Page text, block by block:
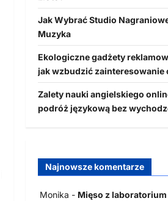
Jak Wybrać Studio
Muzyka
Ekologiczne gadżety
jak wzbudzić zainteresowanie
Zalety nauki angielskiego
podróż językową bez
Najnowsze komentarze
Monika - Mięso z laboratorium